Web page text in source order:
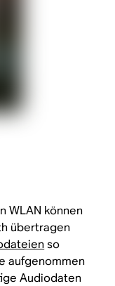
WLAN können
übertragen
so
aufgenommen
Audiodaten